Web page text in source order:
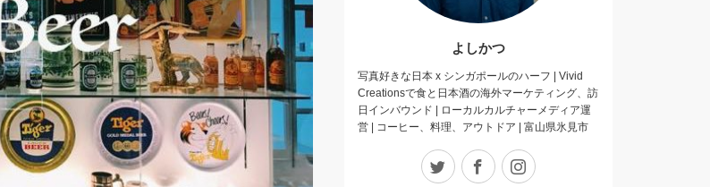
よしかつ
写真好きな日本 x シンガポールのハーフ | Vivid
Creationsで食と日本酒の海外マーケティング、訪
日インバウンド | ローカルカルチャーメディア運
営 | コーヒー、料理、アウトドア | 富山県氷見市
Twitter Facebook